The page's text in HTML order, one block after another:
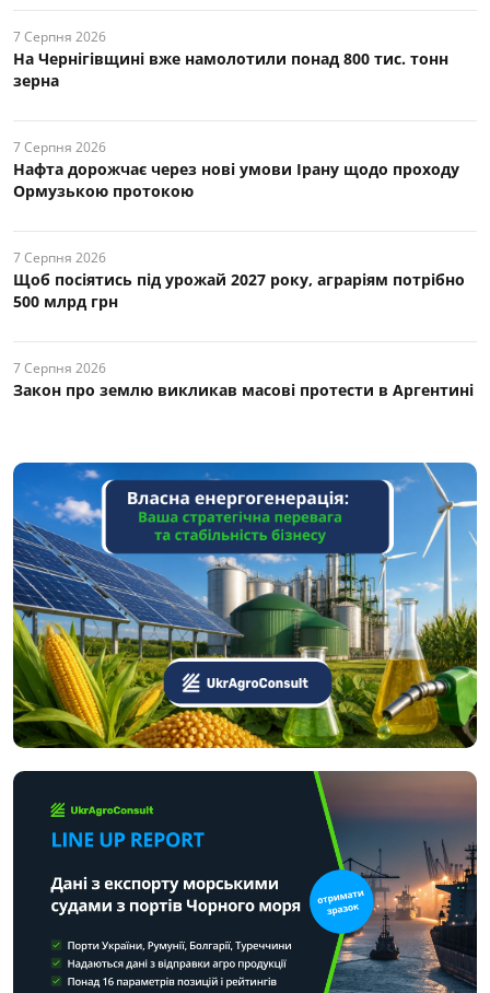
7 Серпня 2026
На Чернігівщині вже намолотили понад 800 тис. тонн
зерна
7 Серпня 2026
Нафта дорожчає через нові умови Ірану щодо проходу
Ормузькою протокою
7 Серпня 2026
Щоб посіятись під урожай 2027 року, аграріям потрібно
500 млрд грн
7 Серпня 2026
Закон про землю викликав масові протести в Аргентині